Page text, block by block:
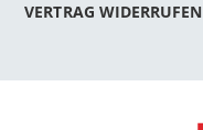
VERTRAG WIDERRUFEN